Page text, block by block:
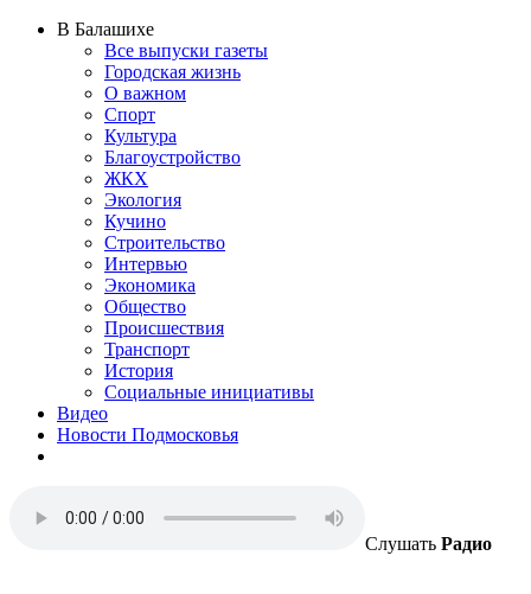
В Балашихе
Все выпуски газеты
Городская жизнь
О важном
Спорт
Культура
Благоустройство
ЖКХ
Экология
Кучино
Строительство
Интервью
Экономика
Общество
Происшествия
Транспорт
История
Социальные инициативы
Видео
Новости Подмосковья
Слушать Радио